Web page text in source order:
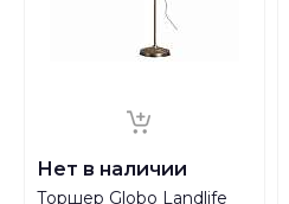
Нет в наличии
Торшер Globo Landlife